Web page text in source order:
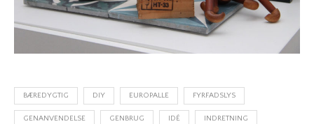
BÆREDYGTIG DIY EUROPALLE FYRFADSLYS
GENANVENDELSE GENBRUG IDÉ INDRETNING